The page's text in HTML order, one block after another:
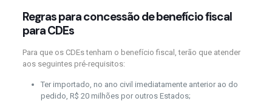
Regras para concessão de benefício fiscal
para CDEs
Para que os CDEs tenham o benefício fiscal, terão que atender
aos seguintes pré-requisitos:
Ter importado, no ano civil imediatamente anterior ao do
pedido, R$ 20 milhões por outros Estados;